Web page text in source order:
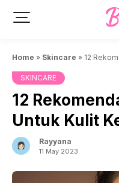
Home » Skincare » 12
SKINCARE
12
Untuk Kulit
Rayyana
11 May 2023